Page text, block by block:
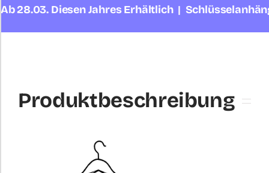
Diesen Jahres Erhältlich | Schlüsselanhänger
Produktbeschreibung